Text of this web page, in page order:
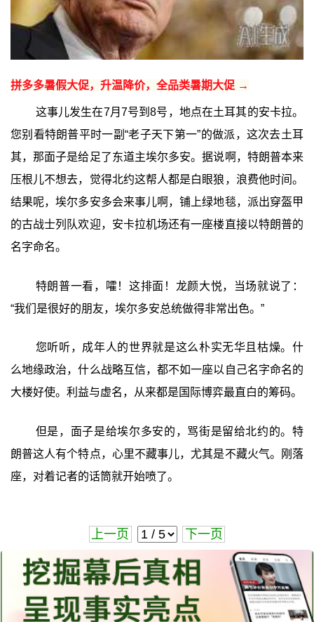
拼多多暑假大促，升温降价，全品类暑期大促 →
这事儿发生在7月7号到8号，地点在土耳其的安卡拉。
您别看特朗普平时一副“老子天下第一”的做派，这次去土耳
其，那面子是给足了东道主埃尔多安。据说啊，特朗普本来
压根儿不想去，觉得北约这帮人都是白眼狼，浪费他时间。
结果呢，埃尔多安多会来事儿啊，铺上绿地毯，派出穿盔甲
的古战士列队欢迎，安卡拉机场还有一座楼直接以特朗普的
名字命名。
特朗普一看，嚯！这排面！龙颜大悦，当场就说了：
“我们是很好的朋友，埃尔多安总统做得非常出色。”
您听听，成年人的世界就是这么朴实无华且枯燥。什
么地缘政治，什么战略互信，都不如一座以自己名字命名的
大楼好使。利益与虚名，从来都是国际博弈最直白的筹码。
但是，面子是给埃尔多安的，骂街是留给北约的。特
朗普这人有个特点，心里不藏事儿，尤其是不藏火气。刚落
座，对着记者的话筒就开始喷了。
上一页 下一页